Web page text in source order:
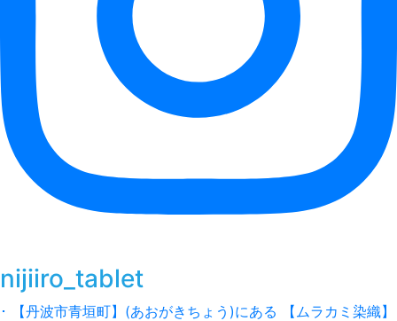
nijiiro_tablet
･ 【丹波市青垣町】(あおがきちょう)にある 【ムラカミ染織】